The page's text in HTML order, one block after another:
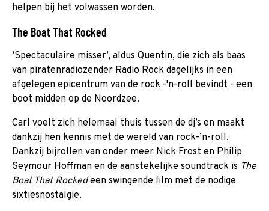
helpen bij het volwassen worden.
The Boat That Rocked
‘Spectaculaire misser’, aldus Quentin, die zich als baas
van piraten­radiozender Radio Rock dagelijks in een
afgelegen epicentrum van de rock -'n-roll bevindt - een
boot midden op de Noordzee.
Carl voelt zich helemaal thuis tussen de dj’s en maakt
dankzij hen kennis met de wereld van rock-’n-roll.
Dankzij bijrollen van onder meer Nick Frost en Philip
Seymour Hoff­man en de aanstekelijke soundtrack is The
Boat That Rockedeen swingende film met de nodige
sixties­nostalgie.